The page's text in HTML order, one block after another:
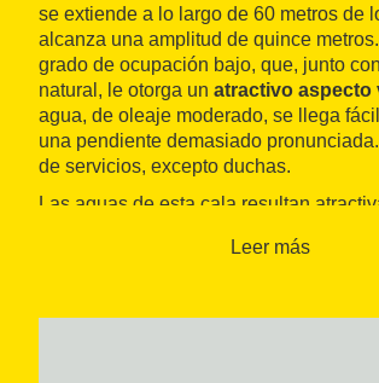
se extiende a lo largo de 60 metros de
alcanza una amplitud de quince
grado de ocupación bajo, que, junto
natural, le otorga un atractivo aspecto
agua, de oleaje moderado, se llega
una pendiente demasiado
de servicios, excepto duchas.
Las aguas de esta cala resultan
cangrejo, tanto el llamado ermitaño
Leer más